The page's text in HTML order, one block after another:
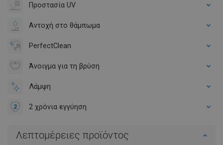
Προστασία UV
Αντοχή στο θάμπωμα
PerfectClean
Άνοιγμα για τη βρύση
Λάμψη
2 χρόνια εγγύηση
Λεπτομέρειες προϊόντος